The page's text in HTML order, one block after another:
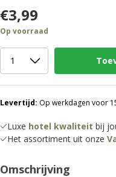
€3,99
Op voorraad
Levertijd: Op werkdagen voor
Luxe hotel kwaliteit bij
Het assortiment uit onze
Omschrijving